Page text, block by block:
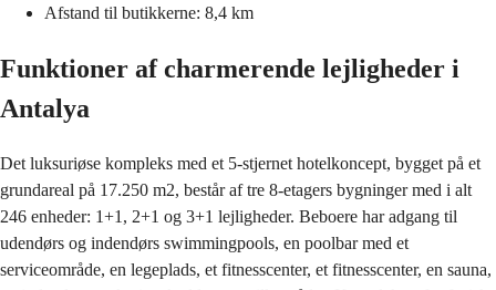
Afstand til butikkerne: 8,4 km
Funktioner af charmerende lejligheder i
Antalya
Det luksuriøse kompleks med et 5-stjernet hotelkoncept, bygget på et
grundareal på 17.250 m2, består af tre 8-etagers bygninger med i alt
246 enheder: 1+1, 2+1 og 3+1 lejligheder. Beboere har adgang til
udendørs og indendørs swimmingpools, en poolbar med et
serviceområde, en legeplads, et fitnesscenter, et fitnesscenter, en sauna,